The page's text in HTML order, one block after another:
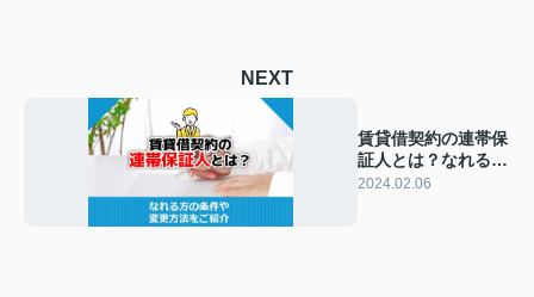
NEXT
賃貸借契約の連帯保
証人とは？なれる方
の条件や変更方法を
2024.02.06